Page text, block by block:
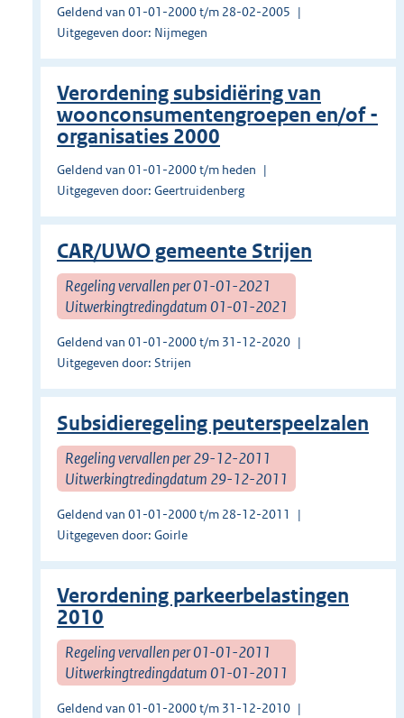
Geldend van 01-01-2000 t/m 28-02-2005
Uitgegeven door: Nijmegen
Verordening subsidiëring van
woonconsumentengroepen en/of -
organisaties 2000
Geldend van 01-01-2000 t/m heden
Uitgegeven door: Geertruidenberg
CAR/UWO gemeente Strijen
Regeling vervallen per 01-01-2021
Uitwerkingtredingdatum 01-01-2021
Geldend van 01-01-2000 t/m 31-12-2020
Uitgegeven door: Strijen
Subsidieregeling peuterspeelzalen
Regeling vervallen per 29-12-2011
Uitwerkingtredingdatum 29-12-2011
Geldend van 01-01-2000 t/m 28-12-2011
Uitgegeven door: Goirle
Verordening parkeerbelastingen
2010
Regeling vervallen per 01-01-2011
Uitwerkingtredingdatum 01-01-2011
Geldend van 01-01-2000 t/m 31-12-2010